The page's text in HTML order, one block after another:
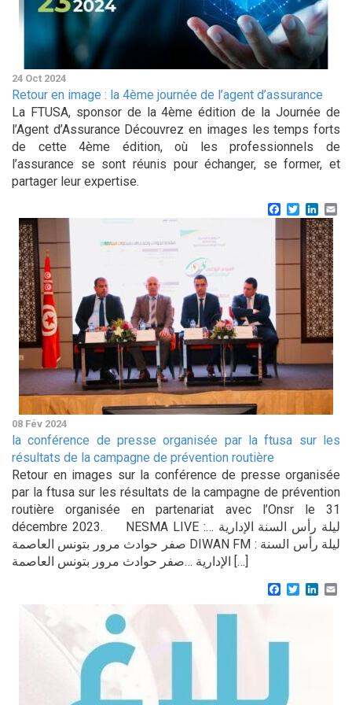
24 Oct 2024
Retour en image : la 4ème journée de l’agent d’assurance
La FTUSA, sponsor de la 4ème édition de la Journée de
l’Agent d’Assurance Découvrez en images les temps forts
de cette 4ème édition, où les professionnels de
l’assurance se sont réunis pour échanger, se former, et
partager leur expertise.
Facebook
Twitter
08 Fév 2024
la conférence de presse organisée par la ftusa sur les
résultats de la campagne de prévention routière
Retour en images sur la conférence de presse organisée
par la ftusa sur les résultats de la campagne de prévention
routière organisée en partenariat avec l’Onsr le 31
décembre 2023. NESMA LIVE :ليلة رأس السنة الإدارية …
صفر حوادث مرور بتونس العاصمة DIWAN FM : ليلة رأس السنة
الإدارية …صفر حوادث مرور بتونس العاصمة […]
Facebook
Twitter